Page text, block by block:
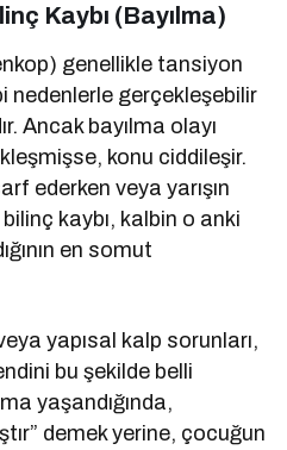
Kaybı (Bayılma)
genellikle tansiyon
nedenlerle gerçekleşebilir
Ancak bayılma olayı
konu ciddileşir.
ederken veya yarışın
kaybı, kalbin o anki
en somut
yapısal kalp sorunları,
bu şekilde belli
yaşandığında,
demek yerine, çocuğun